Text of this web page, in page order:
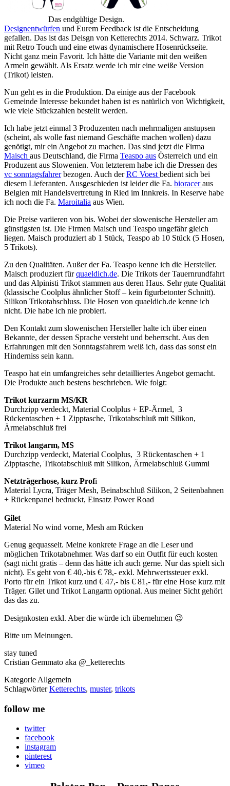
Das endgültige Design.
Designentwürfen und Eurem Feedback ist die Entscheidung
gefallen. Das ist das Deisgn von Ketterechts 2014. Schwarz. Trikot
mit Retro Touch und eine etwas dynamischere Hosenrückseite.
Nicht ganz mein Favorit. Ich hätte die Variante mit den weißen
Armeln gewählt. Als Ersatz werde ich mir eine weiße Version
(Trikot) leisten.
Nun geht es in die Produktion. Da einige aus der Facebook
Gemeinde Interesse bekundet haben ist es natürlich von Wichtigkeit,
wie viele Stückzahlen bestellt werden.
Ich habe jetzt einmal 3 Produzenten nach mehrmaligen anstupsen
(scheint, als wolle fast niemand Geschäfte machen wollen) dazu
genötigt, mir ein Angebot zu machen. Das sind jetzt die Firma
Maisch aus Deutschland, die Firma Teaspo aus Österreich und ein
Produzent aus Slowenien. Von letzterem habe ich die Dressen des
vc sonntagsfahrerbezogen. Auch derRC Voest bedient sich bei
diesem Lieferanten. Ausgeschieden ist leider die Fa. bioraceraus
Belgien mit Handelsvertretung in Ried im Innkreis. In Reserve habe
ich noch die Fa. Maroitalia aus Wien.
Die Preise variieren von bis. Wobei der slowenische Hersteller am
günstigsten ist. Die Firmen Maisch und Teaspo ungefähr gleich
liegen. Maisch produziert ab 1 Stück, Teaspo ab 10 Stück (5 Hosen,
5 Trikots).
Zu den Qualitäten. Außer der Fa. Teaspo kenne ich die Hersteller.
Maisch produziert fürquaeldich.de. Die Trikots der Tauernrundfahrt
und das Alpinisti Trikot stammen aus deren Haus. Sehr gute Qualität
(klassische Coolplus ähnlicher Stoff – kein figurbetonter Schnitt).
Silikon Trikotabschluss. Die Hosen von quaeldich.de kenne ich
nicht. Die habe ich nie probiert.
Den Kontakt zum slowenischen Hersteller halte ich über einen
Bekannte, der dessen Sprache versteht und beherrscht. Aus den
Erfahrungen mit den Sonntagsfahrern weiß ich, dass das sonst ein
Hinderniss sein kann.
Teaspo hat ein umfangreiches sehr detailliertes Angebot gemacht.
Die Produkte auch bestens beschrieben. Wie folgt:
Trikot kurzarm MS/KR
Durchzipp verdeckt, Material Coolplus + EP-Ärmel, 3
Rückentaschen + 1 Zipptasche, Trikotabschluß mit Silikon,
Ärmelabschluß frei
Trikot langarm, MS
Durchzipp verdeckt, Material Coolplus, 3 Rückentaschen + 1
Zipptasche, Trikotabschluß mit Silikon, Ärmelabschluß Gummi
Netzträgerhose, kurz Profi
Material Lycra, Träger Mesh, Beinabschluß Silikon, 2 Seitenbahnen
+ Rückenpanel bedruckt, Einsatz Power Road
Gilet
Material No wind vorne, Mesh am Rücken
Genug gequasselt. Meine konkrete Frage an die Leser und
möglichen Trikotabnehmer. Was darf so ein Outfit für euch kosten
(sagt nicht gratis – denn das hätte ich auch gerne. Nur das spielt sich
nicht). Es geht von € 40,-bis € 78,- exkl. Mehrwertssteuer exkl.
Porto für ein Trikot kurz und € 47,- bis € 81,- für eine Hose kurz mit
Träger. Gilet und Trikot Langarm optional. Aus meiner Sicht gehört
das das zu.
Designkosten exkl. Aber die würde ich übernehmen 😉
Bitte um Meinungen.
stay tuned
Cristian Gemmato aka @_ketterechts
Kategorie Allgemein
SchlagwörterKetterechts, muster, trikots
follow me
twitter
facebook
instagram
pinterest
vimeo